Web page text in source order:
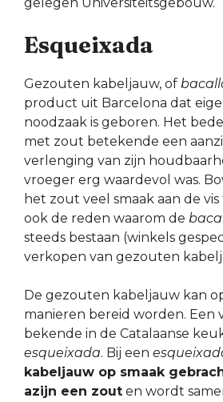
gelegen Universiteitsgebouw.
Esqueixada
Gezouten kabeljauw, of
product uit Barcelona dat
noodzaak is geboren. Het
met zout betekende een
verlenging van zijn
vroeger erg waardevol was.
het zout veel smaak aan de vis
ook de reden waarom de
steeds bestaan (winkels
verkopen van gezouten
De gezouten kabeljauw kan
manieren bereid worden. Een
bekende in de Catalaanse
esqueixada. Bij een
kabeljauw op smaak
azijn een zout en wordt